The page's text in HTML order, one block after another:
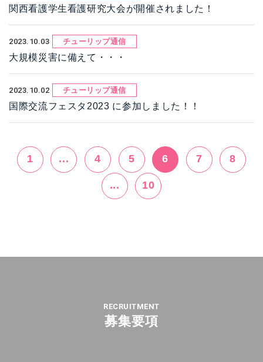
関西看護学生看護研究大会が開催されました！
2023.10.03 チューリップ通信
大規模災害に備えて・・・
2023.10.02 チューリップ通信
国際交流フェスタ2023 に参加しました！！
1 ... 4 5 6 7 8
... 10
RECRUITMENT
募集要項